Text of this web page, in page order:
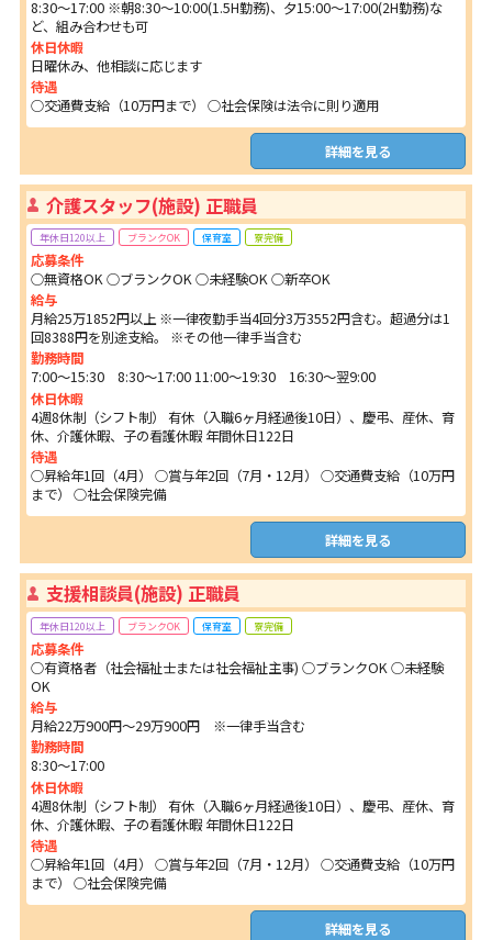
8:30～17:00 ※朝8:30〜10:00(1.5H勤務)、夕15:00〜17:00(2H勤務)な
ど、組み合わせも可
休日休暇
日曜休み、他相談に応じます
待遇
○交通費支給（10万円まで） ○社会保険は法令に則り適用
詳細を見る
介護スタッフ(施設) 正職員
年休日120以上 ブランクOK 保育室 寮完備
応募条件
○無資格OK ○ブランクOK ○未経験OK ○新卒OK
給与
月給25万1852円以上 ※一律夜勤手当4回分3万3552円含む。超過分は1
回8388円を別途支給。 ※その他一律手当含む
勤務時間
7:00～15:30 8:30～17:00 11:00～19:30 16:30～翌9:00
休日休暇
4週8休制（シフト制） 有休（入職6ヶ月経過後10日）、慶弔、産休、育
休、介護休暇、子の看護休暇 年間休日122日
待遇
○昇給年1回（4月） ○賞与年2回（7月・12月） ○交通費支給（10万円
まで） ○社会保険完備
詳細を見る
支援相談員(施設) 正職員
年休日120以上 ブランクOK 保育室 寮完備
応募条件
○有資格者（社会福祉士または社会福祉主事) ○ブランクOK ○未経験
OK
給与
月給22万900円～29万900円 ※一律手当含む
勤務時間
8:30～17:00
休日休暇
4週8休制（シフト制） 有休（入職6ヶ月経過後10日）、慶弔、産休、育
休、介護休暇、子の看護休暇 年間休日122日
待遇
○昇給年1回（4月） ○賞与年2回（7月・12月） ○交通費支給（10万円
まで） ○社会保険完備
詳細を見る